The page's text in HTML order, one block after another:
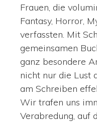
Frauen, die
Fantasy, Horror,
verfassten. Mit
gemeinsamen
ganz besondere
nicht nur die Lust
am Schreiben
Wir trafen uns
Verabredung, auf